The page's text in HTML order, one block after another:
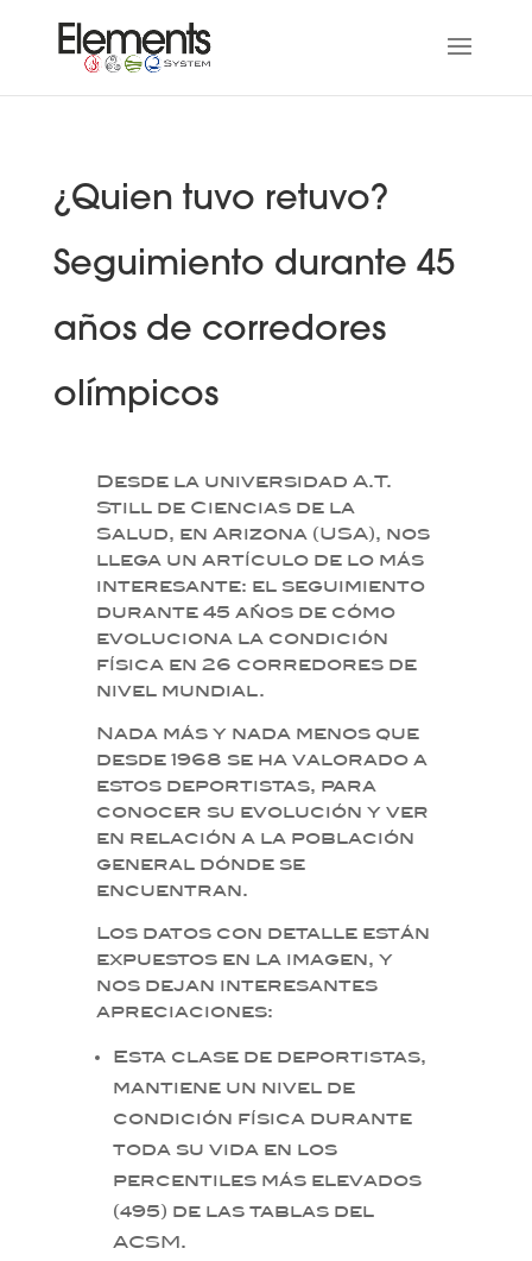
¿Quien tuvo retuvo?
Seguimiento durante 45
años de corredores
olímpicos
Desde la universidad A.T.
Still de Ciencias de la
Salud, en Arizona (USA), nos
llega un artículo de lo más
interesante: el seguimiento
durante 45 años de cómo
evoluciona la condición
física en 26 corredores de
nivel mundial.
Nada más y nada menos que
desde 1968 se ha valorado a
estos deportistas, para
conocer su evolución y ver
en relación a la población
general dónde se
encuentran.
Los datos con detalle están
expuestos en la imagen, y
nos dejan interesantes
apreciaciones:
Esta clase de deportistas,
mantiene un nivel de
condición física durante
toda su vida en los
percentiles más elevados
(>95) de las tablas del
ACSM.